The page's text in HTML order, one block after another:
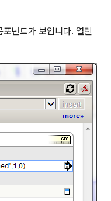
넌트가 보입니다. 열린